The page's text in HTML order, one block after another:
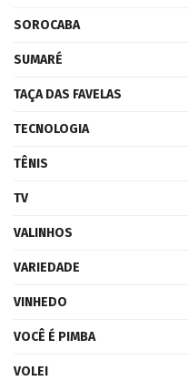
SOROCABA
SUMARÉ
TAÇA DAS FAVELAS
TECNOLOGIA
TÊNIS
TV
VALINHOS
VARIEDADE
VINHEDO
VOCÊ É PIMBA
VOLEI